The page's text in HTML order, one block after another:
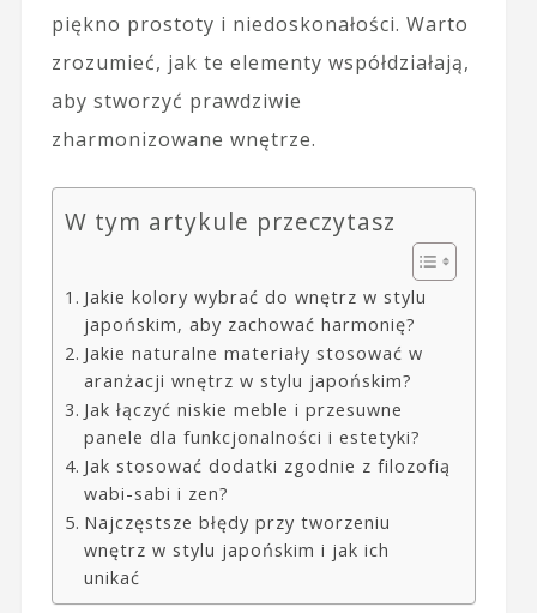
piękno prostoty i niedoskonałości. Warto
zrozumieć, jak te elementy współdziałają,
aby stworzyć prawdziwie
zharmonizowane wnętrze.
W tym artykule przeczytasz
Jakie kolory wybrać do wnętrz w stylu
japońskim, aby zachować harmonię?
Jakie naturalne materiały stosować w
aranżacji wnętrz w stylu japońskim?
Jak łączyć niskie meble i przesuwne
panele dla funkcjonalności i estetyki?
Jak stosować dodatki zgodnie z filozofią
wabi-sabi i zen?
Najczęstsze błędy przy tworzeniu
wnętrz w stylu japońskim i jak ich
unikać